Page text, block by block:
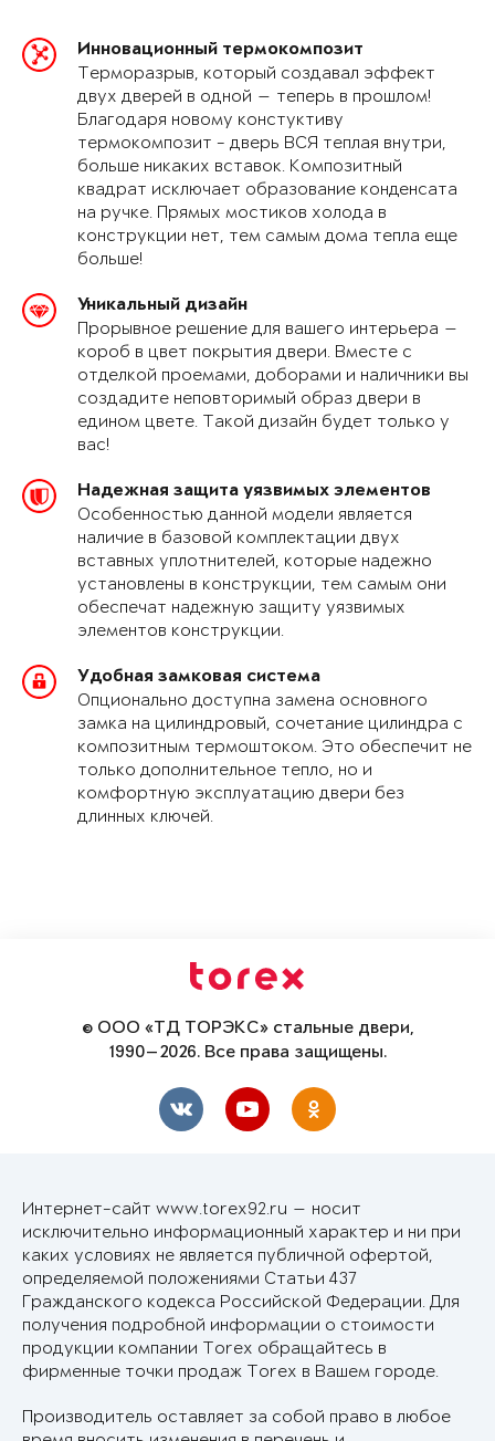
Инновационный термокомпозит
Терморазрыв, который создавал эффект
двух дверей в одной — теперь в прошлом!
Благодаря новому констуктиву
термокомпозит - дверь ВСЯ теплая внутри,
больше никаких вставок. Композитный
квадрат исключает образование конденсата
на ручке. Прямых мостиков холода в
конструкции нет, тем самым дома тепла еще
больше!
Уникальный дизайн
Прорывное решение для вашего интерьера —
короб в цвет покрытия двери. Вместе с
отделкой проемами, доборами и наличники вы
создадите неповторимый образ двери в
едином цвете. Такой дизайн будет только у
вас!
Надежная защита уязвимых элементов
Особенностью данной модели является
наличие в базовой комплектации двух
вставных уплотнителей, которые надежно
установлены в конструкции, тем самым они
обеспечат надежную защиту уязвимых
элементов конструкции.
Удобная замковая система
Опционально доступна замена основного
замка на цилиндровый, сочетание цилиндра с
композитным термоштоком. Это обеспечит не
только дополнительное тепло, но и
комфортную эксплуатацию двери без
длинных ключей.
© ООО «ТД ТОРЭКС» стальные двери,
1990—2026. Все права защищены.
Интернет-сайт www.torex92.ru — носит
исключительно информационный характер и ни при
каких условиях не является публичной офертой,
определяемой положениями Статьи 437
Гражданского кодекса Российской Федерации. Для
получения подробной информации о стоимости
продукции компании Torex обращайтесь в
фирменные точки продаж Torex в Вашем городе.
Производитель оставляет за собой право в любое